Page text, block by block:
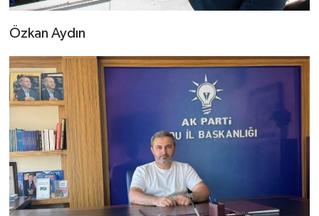
Özkan Aydın